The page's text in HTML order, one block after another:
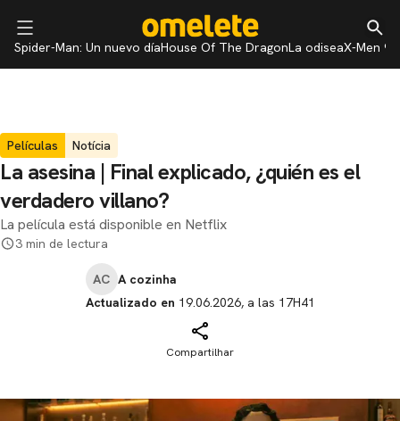
Spider-Man: Un nuevo díaHouse Of The DragonLa odiseaX-Men 97
Películas Notícia
La asesina | Final explicado, ¿quién es el
verdadero villano?
La película está disponible en Netflix
3 min de lectura
AC A cozinha
Actualizado en 19.06.2026, a las 17H41
Compartilhar